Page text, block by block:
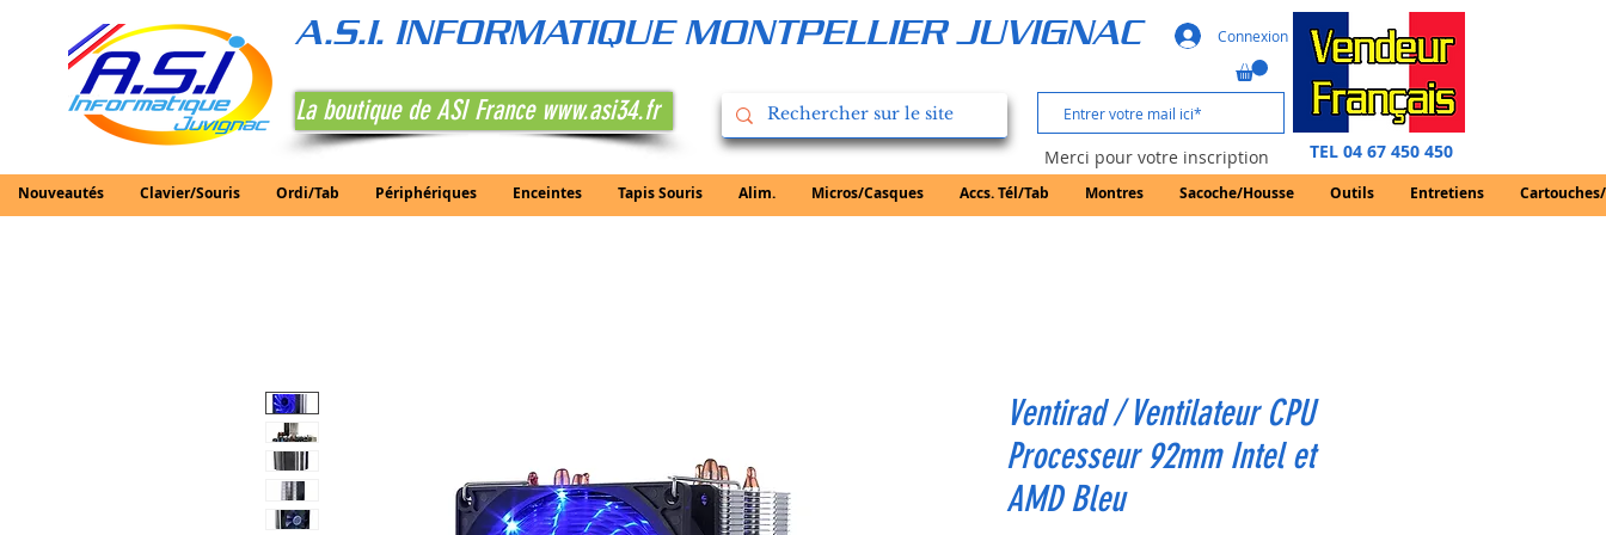
Nouveautés Clavier/Souris Ordi/Tab Périphériques Enceintes Tapis Souris Alim. Micros/Casques Accs. Tél/Tab Montres Sacoche/Housse Outils Entretiens
A.S.I. INFORMATIQUE MONTPELLIER JUVIGNAC
TEL 04 67 450 450
Merci pour votre inscription
Connexion
La boutique de ASI France www.asi34.fr
Ventirad / Ventilateur CPU
Processeur 92mm Intel et
AMD Bleu